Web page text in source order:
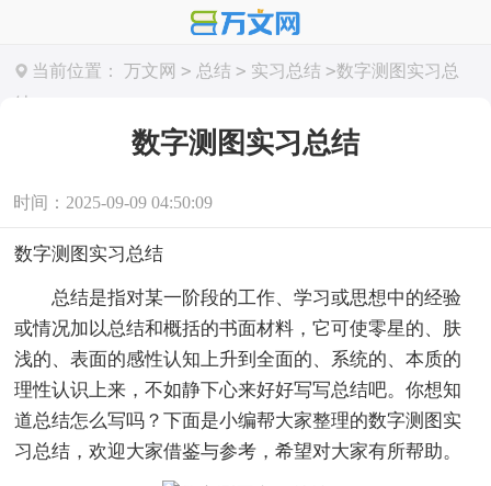
当前位置： 万文网 > 总结 > 实习总结 >数字测图实习总
结
数字测图实习总结
时间：2025-09-09 04:50:09
数字测图实习总结
总结是指对某一阶段的工作、学习或思想中的经验
或情况加以总结和概括的书面材料，它可使零星的、肤
浅的、表面的感性认知上升到全面的、系统的、本质的
理性认识上来，不如静下心来好好写写总结吧。你想知
道总结怎么写吗？下面是小编帮大家整理的数字测图实
习总结，欢迎大家借鉴与参考，希望对大家有所帮助。